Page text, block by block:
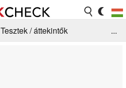
Tesztek / áttekintők
...